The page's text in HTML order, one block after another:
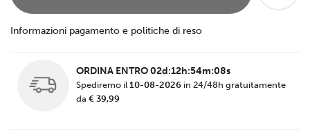
Informazioni pagamento e politiche di reso
ORDINA ENTRO02d:12h:54m:08s
Spediremo il 10-08-2026 in 24/48h gratuitamente
da € 39,99